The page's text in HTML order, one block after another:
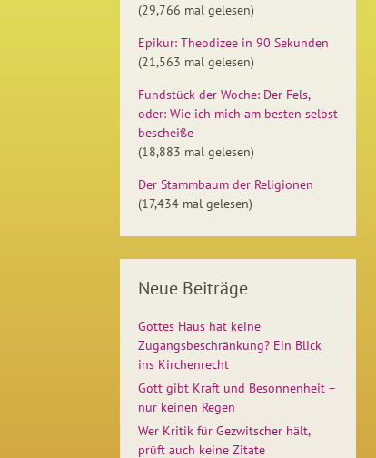
(29,766 mal gelesen)
Epikur: Theodizee in 90 Sekunden
(21,563 mal gelesen)
Fundstück der Woche: Der Fels,
oder: Wie ich mich am besten selbst
bescheiße
(18,883 mal gelesen)
Der Stammbaum der Religionen
(17,434 mal gelesen)
Neue Beiträge
Gottes Haus hat keine
Zugangsbeschränkung? Ein Blick
ins Kirchenrecht
Gott gibt Kraft und Besonnenheit –
nur keinen Regen
Wer Kritik für Gezwitscher hält,
prüft auch keine Zitate